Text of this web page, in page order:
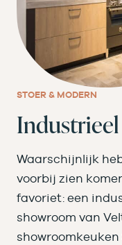
STOER & MODERN
Industrieel
Waarschijnlijk
voorbij zien
favoriet: een
showroom van